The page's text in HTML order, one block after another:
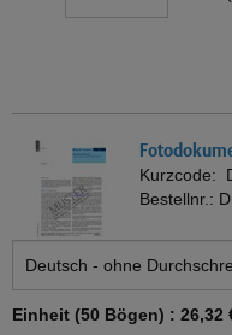
Kurzcode:
Bestellnr.:
Einheit (50 Bögen) : 26,32